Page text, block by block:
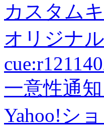
カスタム
オリジナ
一意性通知
Yahoo!シ